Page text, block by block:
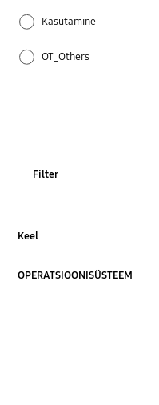
Kasutamine
OT_Others
Filter
Keel
OPERATSIOONISÜSTEEM